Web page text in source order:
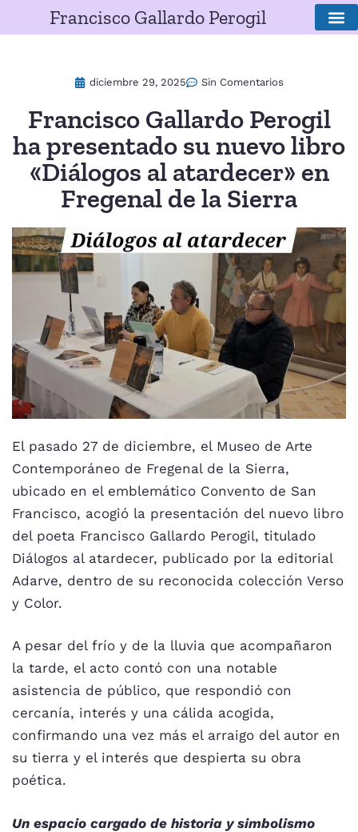
Francisco Gallardo Perogil
diciembre 29, 2025 Sin Comentarios
Francisco Gallardo Perogil
ha presentado su nuevo libro
«Diálogos al atardecer» en
Fregenal de la Sierra
El pasado 27 de diciembre, el Museo de Arte
Contemporáneo de Fregenal de la Sierra,
ubicado en el emblemático Convento de San
Francisco, acogió la presentación del nuevo libro
del poeta Francisco Gallardo Perogil, titulado
Diálogos al atardecer, publicado por la editorial
Adarve, dentro de su reconocida colección Verso
y Color.
A pesar del frío y de la lluvia que acompañaron
la tarde, el acto contó con una notable
asistencia de público, que respondió con
cercanía, interés y una cálida acogida,
confirmando una vez más el arraigo del autor en
su tierra y el interés que despierta su obra
poética.
Un espacio cargado de historia y simbolismo